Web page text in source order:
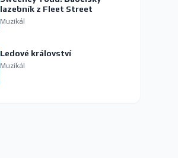
lazebník z Fleet Street
Muzikál
Ledové království
Muzikál